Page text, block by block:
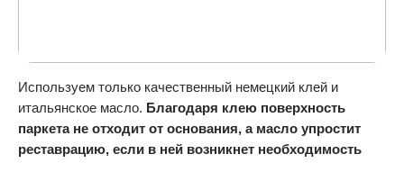
Используем только качественный немецкий клей и
итальянское масло. Благодаря клею поверхность
паркета не отходит от основания, а масло упростит
реставрацию, если в ней возникнет необходимость